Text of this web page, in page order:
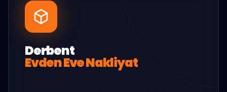
Derbent
Evden Eve Nakliyat